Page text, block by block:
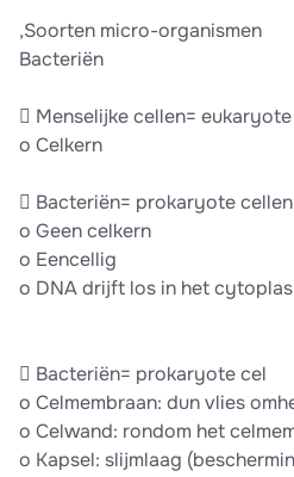
,Soorten micro-organismen
Bacteriën
 Menselijke cellen=
o Celkern
 Bacteriën= prokaryote cellen
o Geen celkern
o Eencellig
o DNA drijft los in het
 Bacteriën= prokaryote cel
o Celmembraan: dun vlies
o Celwand: rondom het
o Kapsel: slijmlaag